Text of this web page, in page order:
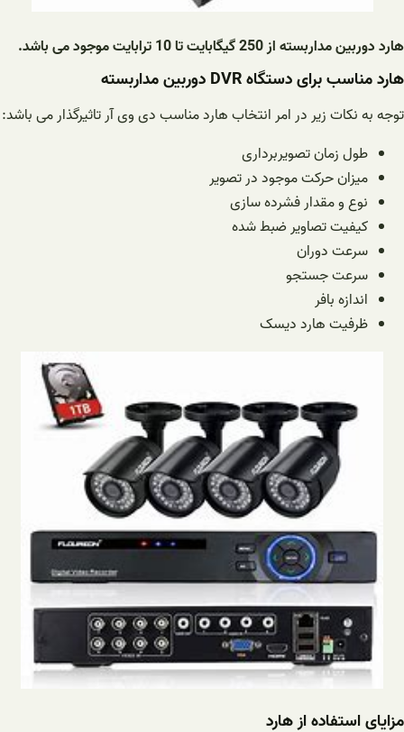
هارد دوربین مداربسته از 250 گیگابایت تا 10 ترابایت موجود می باشد.
هارد مناسب برای دستگاه DVR دوربین مداربسته
توجه به نکات زیر در امر انتخاب هارد مناسب دی وی آر تاثیرگذار می باشد:
طول زمان تصویربرداری
میزان حرکت موجود در تصویر
نوع و مقدار فشرده سازی
کیفیت تصاویر ضبط شده
سرعت دوران
سرعت جستجو
اندازه بافر
ظرفیت هارد دیسک
مزایای استفاده از هارد